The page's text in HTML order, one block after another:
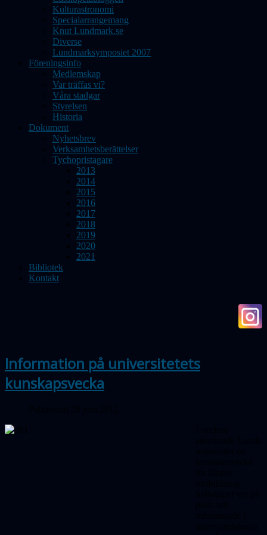
Kulturastronomi
Specialarrangemang
Knut Lundmark.se
Diverse
Lundmarksymposiet 2007
Föreningsinfo
Medlemskap
Var träffas vi?
Våra stadgar
Styrelsen
Historia
Dokument
Nyhetsbrev
Verksamhetsberättelser
Tychopristagare
2013
2014
2015
2016
2017
2018
2019
2020
2021
Bibliotek
Kontakt
Information på universitetets
kunskapsvecka